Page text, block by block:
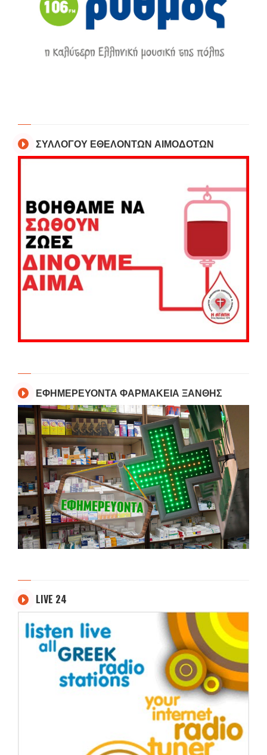
ΣΥΛΛΟΓΟΥ ΕΘΕΛΟΝΤΩΝ ΑΙΜΟΔΟΤΩΝ
ΕΦΗΜΕΡΕΥΟΝΤΑ ΦΑΡΜΑΚΕΙΑ ΞΑΝΘΗΣ
LIVE 24